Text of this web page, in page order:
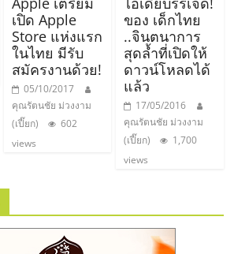
เปิด Apple
Store แห่งแรก
ในไทย มีรับ
สมัครงานด้วย!
05/10/2017
คุณรัตนชัย ม่วงงาม
(เปี๊ยก)
602
views
ของ เด็กไทย
..จินตนาการ
สุดล้ำที่เปิดให้
ดาวน์โหลดได้
แล้ว
17/05/2016
คุณรัตนชัย ม่วงงาม
(เปี๊ยก)
1,700
views